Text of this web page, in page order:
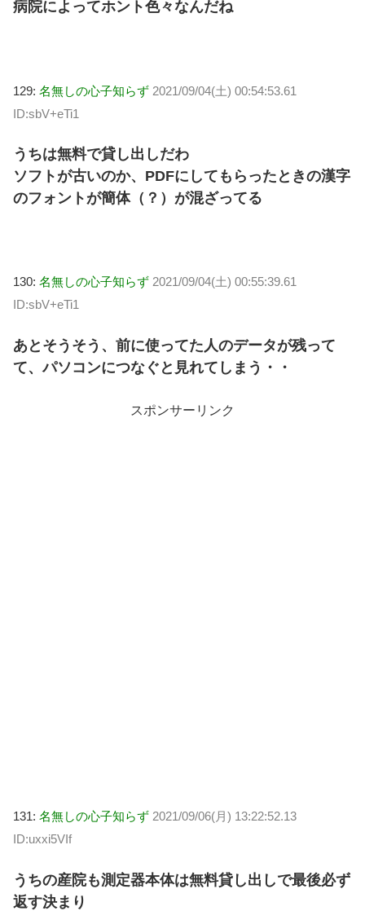
病院によってホント色々なんだね
129: 名無しの心子知らず 2021/09/04(土) 00:54:53.61
ID:sbV+eTi1
うちは無料で貸し出しだわ
ソフトが古いのか、PDFにしてもらったときの漢字
のフォントが簡体（？）が混ざってる
130: 名無しの心子知らず 2021/09/04(土) 00:55:39.61
ID:sbV+eTi1
あとそうそう、前に使ってた人のデータが残って
て、パソコンにつなぐと見れてしまう・・
スポンサーリンク
131: 名無しの心子知らず 2021/09/06(月) 13:22:52.13
ID:uxxi5VIf
うちの産院も測定器本体は無料貸し出しで最後必ず
返す決まり